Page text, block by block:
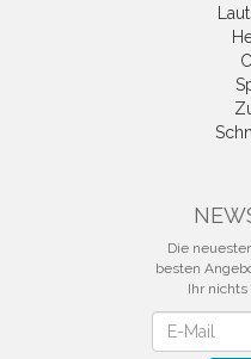
Die
besten
Ihr nichts